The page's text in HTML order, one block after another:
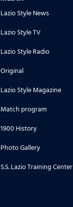
Lazio Style News
Lazio Style TV
Lazio Style Radio
Original
Lazio Style Magazine
Match program
1900 History
Photo Gallery
S.S. Lazio Training Center